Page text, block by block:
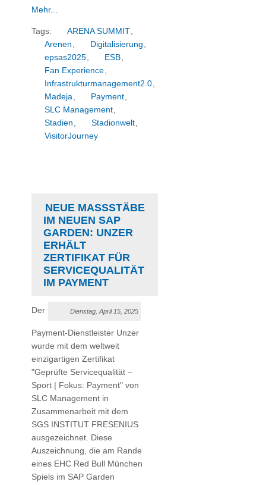
Mehr...
Tags: ARENA SUMMIT,
Arenen , Digitalisierung ,
epsas2025, ESB,
Fan Experience,
Infrastrukturmanagement2.0,
Madeja, Payment,
SLC Management,
Stadien , Stadionwelt,
VisitorJourney
NEUE MASSSTÄBE I
M NEUEN SAP G
ARDEN: UNZER E
RHÄLT Z
ERTIFIKAT FÜR S
ERVICEQUALITÄT I
M PAYMENT
Dienstag, April 15, 2025
Der
Payment-Dienstleister Unzer
wurde mit dem weltweit
einzigartigen Zertifikat
"Geprüfte Servicequalität –
Sport | Fokus: Payment" von
SLC Management in
Zusammenarbeit mit dem
SGS INSTITUT FRESENIUS
ausgezeichnet. Diese
Auszeichnung, die am Rande
eines EHC Red Bull München
Spiels im SAP Garden